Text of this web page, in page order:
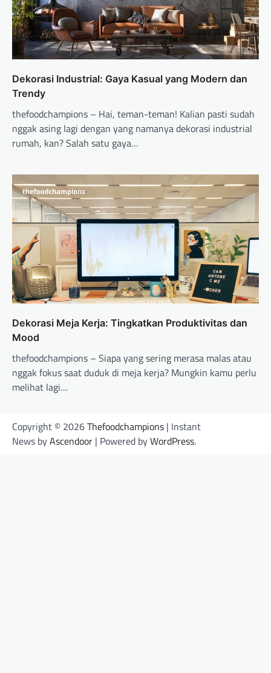
Dekorasi Industrial: Gaya Kasual yang Modern dan
Trendy
thefoodchampions – Hai, teman-teman! Kalian pasti sudah
nggak asing lagi dengan yang namanya dekorasi industrial
rumah, kan? Salah satu gaya…
Dekorasi Meja Kerja: Tingkatkan Produktivitas dan
Mood
thefoodchampions – Siapa yang sering merasa malas atau
nggak fokus saat duduk di meja kerja? Mungkin kamu perlu
melihat lagi…
Copyright © 2026Thefoodchampions | Instant
News byAscendoor | Powered byWordPress.